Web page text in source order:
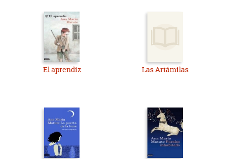
El aprendiz Las Artámilas